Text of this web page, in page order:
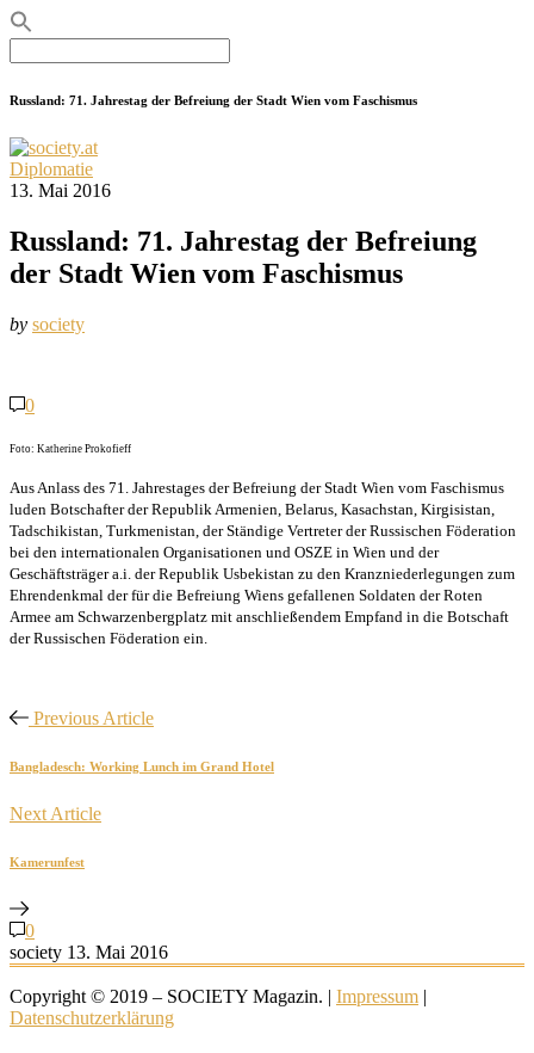
for:
Russland: 71. Jahrestag der Befreiung der Stadt Wien vom Faschismus
Diplomatie
13. Mai 2016
Russland: 71. Jahrestag der Befreiung
der Stadt Wien vom Faschismus
by society
0
Foto: Katherine Prokofieff
Aus Anlass des 71. Jahrestages der Befreiung der Stadt Wien vom Faschismus
luden Botschafter der Republik Armenien, Belarus, Kasachstan, Kirgisistan,
Tadschikistan, Turkmenistan, der Ständige Vertreter der Russischen Föderation
bei den internationalen Organisationen und OSZE in Wien und der
Geschäftsträger a.i. der Republik Usbekistan zu den Kranzniederlegungen zum
Ehrendenkmal der für die Befreiung Wiens gefallenen Soldaten der Roten
Armee am Schwarzenbergplatz mit anschließendem Empfand in die Botschaft
der Russischen Föderation ein.
Previous Article
Bangladesch: Working Lunch im Grand Hotel
Next Article
Kamerunfest
0
society 13. Mai 2016
Copyright © 2019 – SOCIETY Magazin. | Impressum |
Datenschutzerklärung